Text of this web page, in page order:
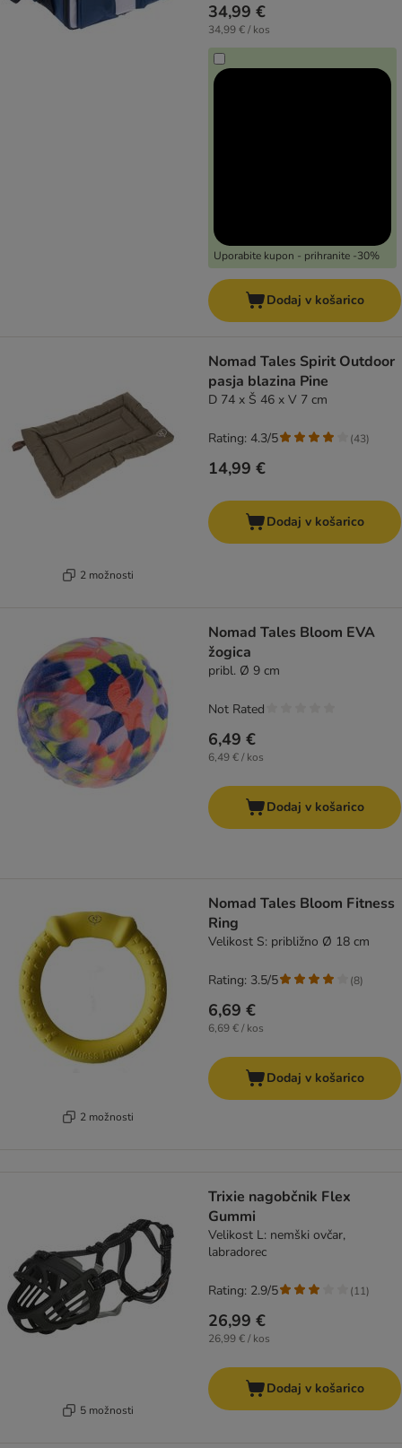
34,99 €
34,99 € / kos
Uporabite kupon - prihranite -30%
Dodaj v košarico
2 možnosti
Nomad Tales Spirit Outdoor
pasja blazina Pine
D 74 x Š 46 x V 7 cm
14,99 €
Rating: 4.3/5 (43)
Dodaj v košarico
Nomad Tales Bloom EVA
žogica
pribl. Ø 9 cm
6,49 €
6,49 € / kos
Not Rated
Dodaj v košarico
2 možnosti
Nomad Tales Bloom Fitness
Ring
Velikost S: približno Ø 18 cm
6,69 €
6,69 € / kos
Rating: 3.5/5 (8)
Dodaj v košarico
5 možnosti
Trixie nagobčnik Flex
Gummi
Velikost L: nemški ovčar,
labradorec
26,99 €
26,99 € / kos
Rating: 2.9/5 (11)
Dodaj v košarico